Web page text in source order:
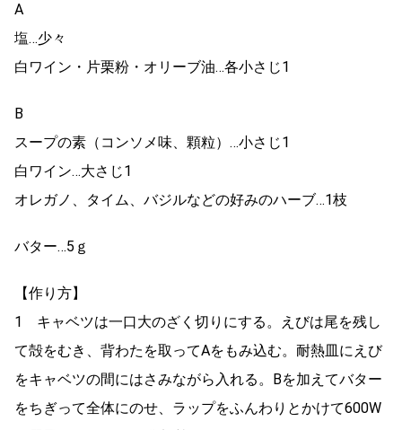
A
塩…少々
白ワイン・片栗粉・オリーブ油…各小さじ1
B
スープの素（コンソメ味、顆粒）…小さじ1
白ワイン…大さじ1
オレガノ、タイム、バジルなどの好みのハーブ…1枝
バター…5ｇ
【作り方】
1 キャベツは一口大のざく切りにする。えびは尾を残し
て殻をむき、背わたを取ってAをもみ込む。耐熱皿にえび
をキャベツの間にはさみながら入れる。Bを加えてバター
をちぎって全体にのせ、ラップをふんわりとかけて600W